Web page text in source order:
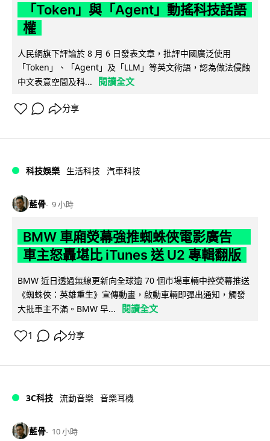
「Token」與「Agent」動搖科技話語
權
人民網旗下評論於 8 月 6 日發表文章，批評中國廣泛使用
「Token」、「Agent」及「LLM」等英文術語，認為做法侵蝕
中文表意空間及科...
閱讀全文
分享
科技娛樂 生活科技 汽車科技
藍骨 9 小時
BMW 車廂熒幕強推蜘蛛俠電影廣告
車主怒轟堪比 iTunes 送 U2 專輯翻版
BMW 近日透過無線更新向全球逾 70 個市場車輛中控熒幕推送
《蜘蛛俠：英雄重生》宣傳動畫，啟動車輛即彈出通知，觸發
大批車主不滿。BMW 早...
閱讀全文
1 分享
3C科技 流動音樂 音樂耳機
藍骨 10 小時